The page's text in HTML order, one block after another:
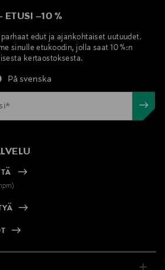
ETUSI –10 %
edut ja ajankohtaiset uutuudet.
sinulle etukoodin, jolla saat 10 %:n
kertaostoksesta.
På svenska